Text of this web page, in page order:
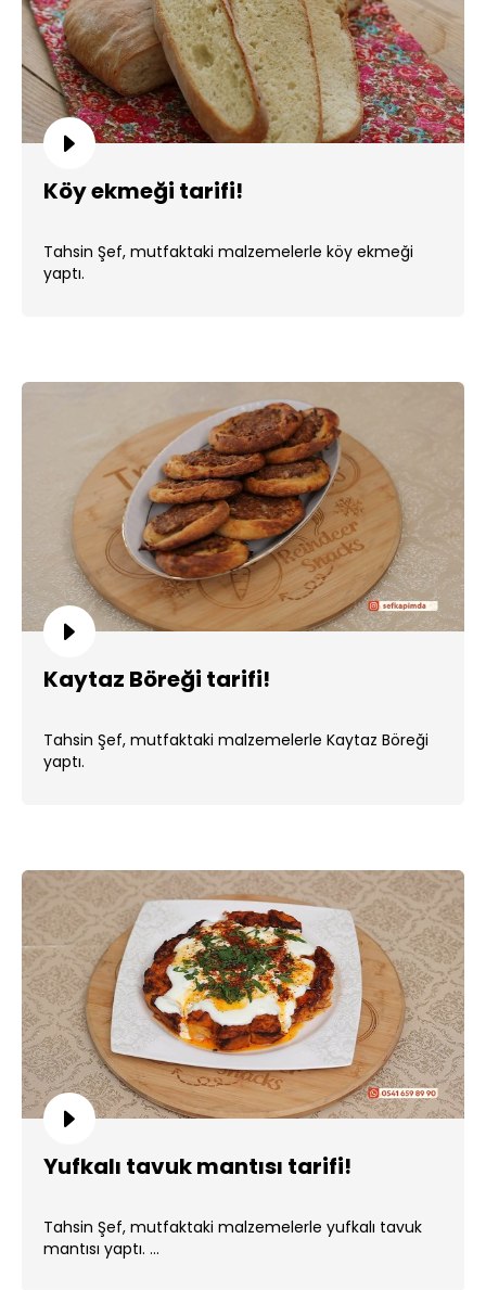
Köy ekmeği tarifi!
Tahsin Şef, mutfaktaki malzemelerle köy ekmeği
yaptı.
Kaytaz Böreği tarifi!
Tahsin Şef, mutfaktaki malzemelerle Kaytaz Böreği
yaptı.
Yufkalı tavuk mantısı tarifi!
Tahsin Şef, mutfaktaki malzemelerle yufkalı tavuk
mantısı yaptı. ...